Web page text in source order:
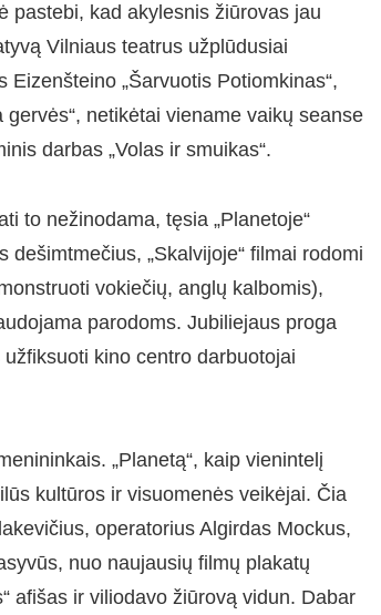
pastebi, kad akylesnis žiūrovas jau
Vilniaus teatrus užplūdusiai
„Šarvuotis Potiomkinas“,
netikėtai viename vaikų seanse
darbas „Volas ir smuikas“.
to nežinodama, tęsia „Planetoje“
„Skalvijoje“ filmai rodomi
vokiečių, anglų kalbomis),
parodoms. Jubiliejaus proga
kino centro darbuotojai
„Planetą“, kaip vienintelį
kultūros ir visuomenės veikėjai. Čia
operatorius Algirdas Mockus,
nuo naujausių filmų plakatų
afišas ir viliodavo žiūrovą vidun. Dabar